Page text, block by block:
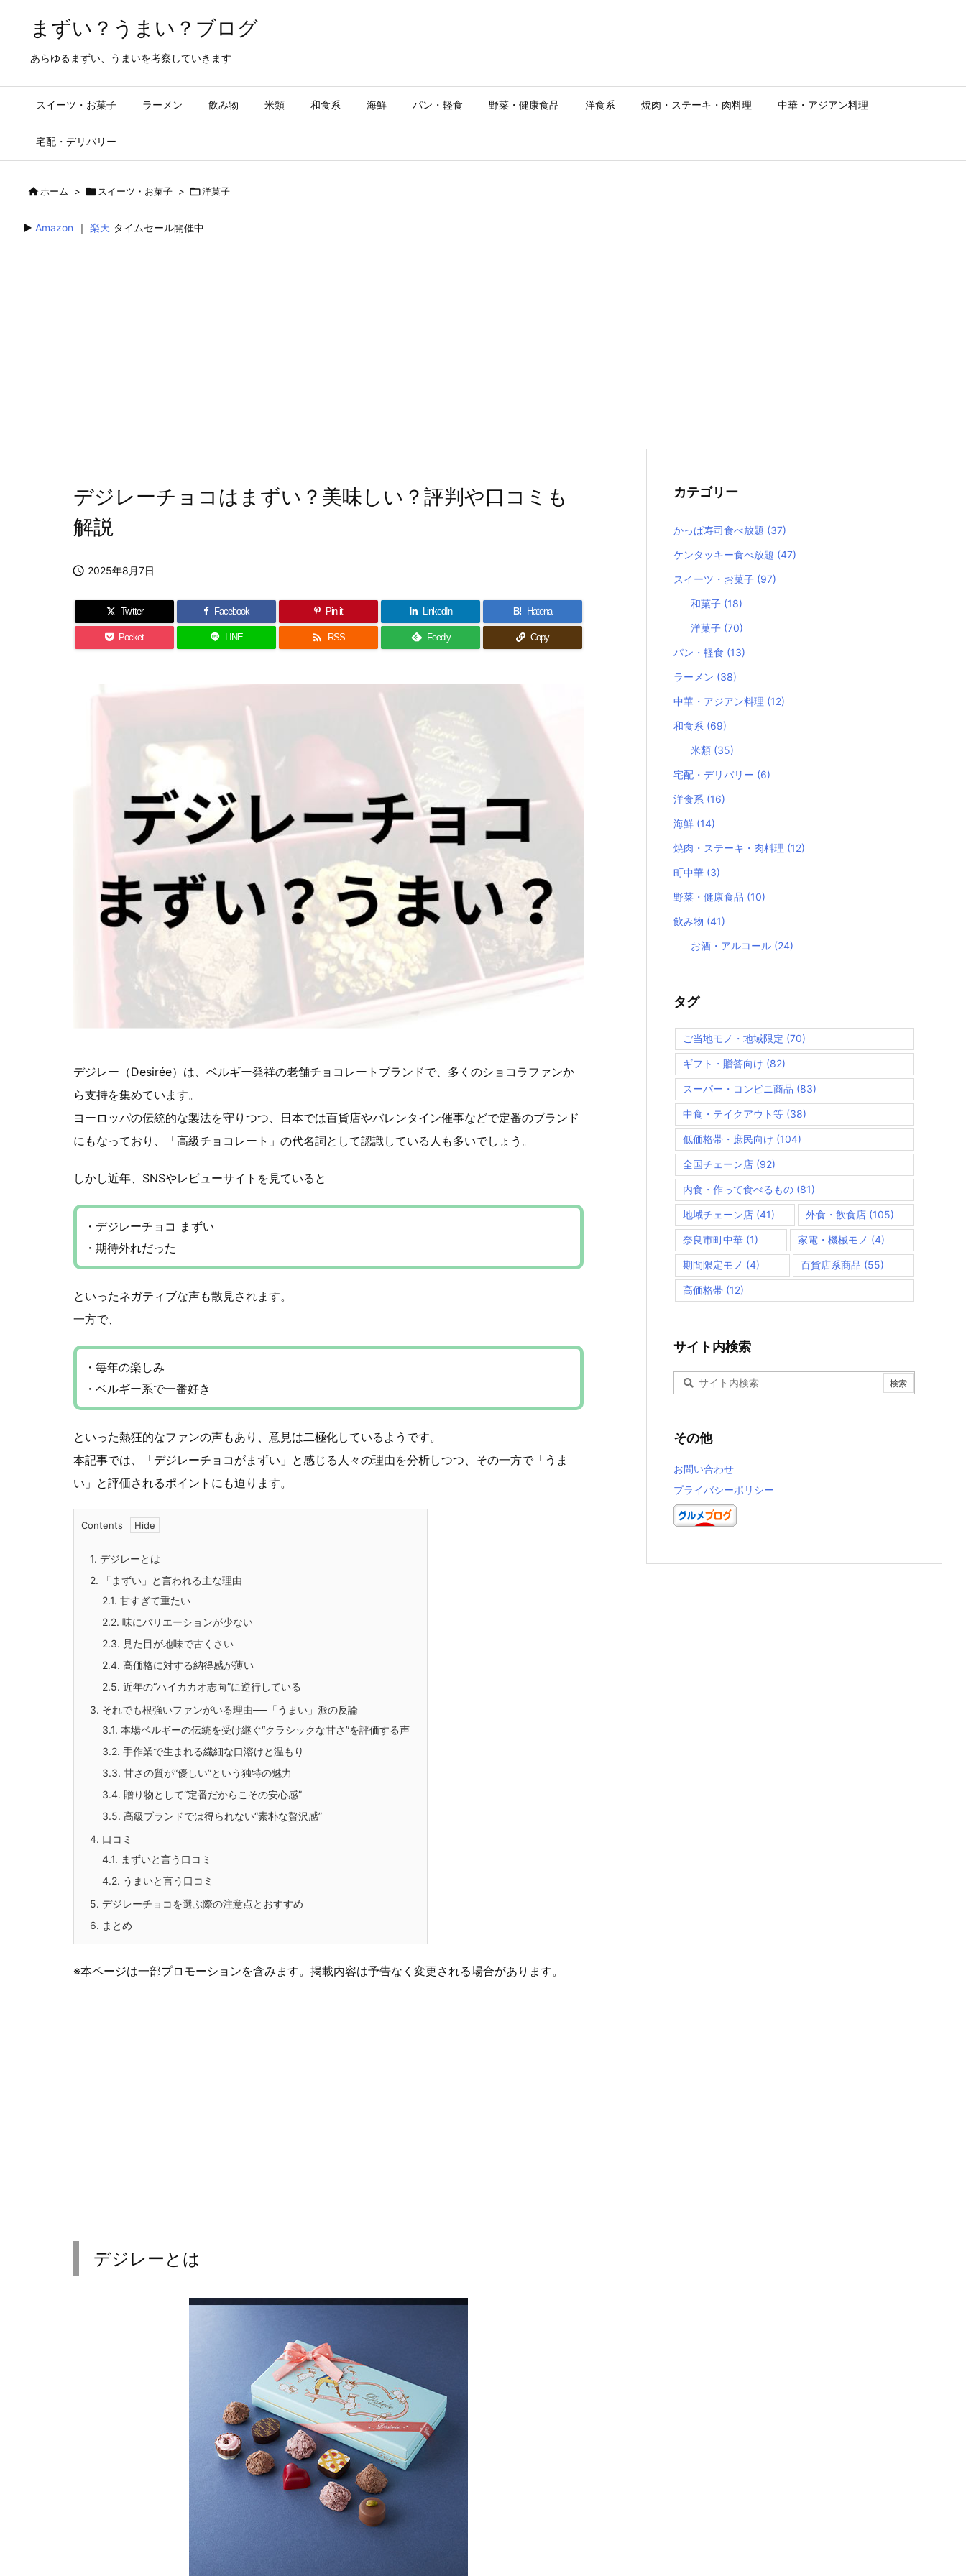
まずい？うまい？ブログ
あらゆるまずい、うまいを考察していきます
スイーツ・お菓子 ラーメン 飲み物 米類 和食系 海鮮 パン・軽食 野菜・健康食品 洋食系 焼肉・ステーキ・肉料理 中華・アジアン料理
宅配・デリバリー
ホーム >  スイーツ・お菓子 > 洋菓子
▶︎ Amazon ｜ 楽天 タイムセール開催中
デジレーチョコはまずい？美味しい？評判や口コミも
解説
 2025年8月7日
Twitter Facebook Pin it LinkedIn B! Hatena
Pocket LINE  RSS Feedly Copy
デジレー（Desirée）は、ベルギー発祥の老舗チョコレートブランドで、多くのショコラファンか
ら支持を集めています。
ヨーロッパの伝統的な製法を守りつつ、日本では百貨店やバレンタイン催事などで定番のブランド
にもなっており、「高級チョコレート」の代名詞として認識している人も多いでしょう。
しかし近年、SNSやレビューサイトを見ていると
・デジレーチョコ まずい
・期待外れだった
といったネガティブな声も散見されます。
一方で、
・毎年の楽しみ
・ベルギー系で一番好き
といった熱狂的なファンの声もあり、意見は二極化しているようです。
本記事では、「デジレーチョコがまずい」と感じる人々の理由を分析しつつ、その一方で「うま
い」と評価されるポイントにも迫ります。
Contents
1. デジレーとは
2. 「まずい」と言われる主な理由
2.1. 甘すぎて重たい
2.2. 味にバリエーションが少ない
2.3. 見た目が地味で古くさい
2.4. 高価格に対する納得感が薄い
2.5. 近年の“ハイカカオ志向”に逆行している
3. それでも根強いファンがいる理由──「うまい」派の反論
3.1. 本場ベルギーの伝統を受け継ぐ“クラシックな甘さ”を評価する声
3.2. 手作業で生まれる繊細な口溶けと温もり
3.3. 甘さの質が“優しい”という独特の魅力
3.4. 贈り物として“定番だからこその安心感”
3.5. 高級ブランドでは得られない“素朴な贅沢感”
4. 口コミ
4.1. まずいと言う口コミ
4.2. うまいと言う口コミ
5. デジレーチョコを選ぶ際の注意点とおすすめ
6. まとめ
※本ページは一部プロモーションを含みます。掲載内容は予告なく変更される場合があります。
デジレーとは
カテゴリー
かっぱ寿司食べ放題 (37)
ケンタッキー食べ放題 (47)
スイーツ・お菓子 (97)
和菓子 (18)
洋菓子 (70)
パン・軽食 (13)
ラーメン (38)
中華・アジアン料理 (12)
和食系 (69)
米類 (35)
宅配・デリバリー (6)
洋食系 (16)
海鮮 (14)
焼肉・ステーキ・肉料理 (12)
町中華 (3)
野菜・健康食品 (10)
飲み物 (41)
お酒・アルコール (24)
タグ
ご当地モノ・地域限定 (70)
ギフト・贈答向け (82)
スーパー・コンビニ商品 (83)
中食・テイクアウト等 (38)
低価格帯・庶民向け (104)
全国チェーン店 (92)
内食・作って食べるもの (81)
地域チェーン店 (41) 外食・飲食店(105)
奈良市町中華 (1) 家電・機械モノ (4)
期間限定モノ (4) 百貨店系商品 (55)
高価格帯 (12)
サイト内検索
その他
お問い合わせ
プライバシーポリシー